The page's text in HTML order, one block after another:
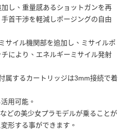
し、重量感あるショットガンを再
首干渉を軽減しポージングの自由
サイル機関部を追加し、ミサイルポ
により、エネルギーミサイル発射
属するカートリッジは3mm接続で着
用可能。
どの美少女プラモデルが乗ることが
形する事ができます。